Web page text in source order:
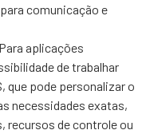
comunicação e
Para aplicações
de trabalhar
que pode personalizar o
necessidades exatas,
recursos de controle ou